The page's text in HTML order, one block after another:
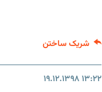
شریک ساختن
۱۳:۲۲ ۱۹.۱۲.۱۳۹۸